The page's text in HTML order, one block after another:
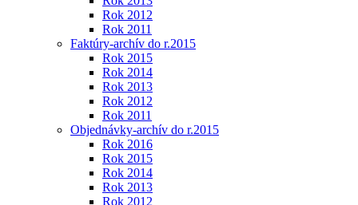
Rok 2012
Rok 2011
Faktúry-archív do r.2015
Rok 2015
Rok 2014
Rok 2013
Rok 2012
Rok 2011
Objednávky-archív do r.2015
Rok 2016
Rok 2015
Rok 2014
Rok 2013
Rok 2012